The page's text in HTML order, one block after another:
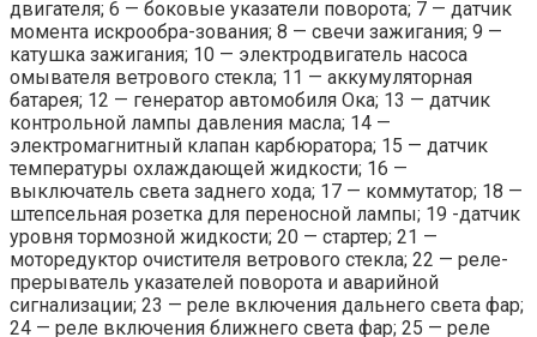
двигателя; 6 — боковые указатели поворота; 7 — датчик
момента искрообра-зования; 8 — свечи зажигания; 9 —
катушка зажигания; 10 — электродвигатель насоса
омывателя ветрового стекла; 11 — аккумуляторная
батарея; 12 — генератор автомобиля Ока; 13 — датчик
контрольной лампы давления масла; 14 —
электромагнитный клапан карбюратора; 15 — датчик
температуры охлаждающей жидкости; 16 —
выключатель света заднего хода; 17 — коммутатор; 18 —
штепсельная розетка для переносной лампы; 19 -датчик
уровня тормозной жидкости; 20 — стартер; 21 —
моторедуктор очистителя ветрового стекла; 22 — реле-
прерыватель указателей поворота и аварийной
сигнализации; 23 — реле включения дальнего света фар;
24 — реле включения ближнего света фар; 25 — реле